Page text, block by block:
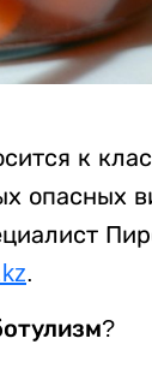
к
опасных
.